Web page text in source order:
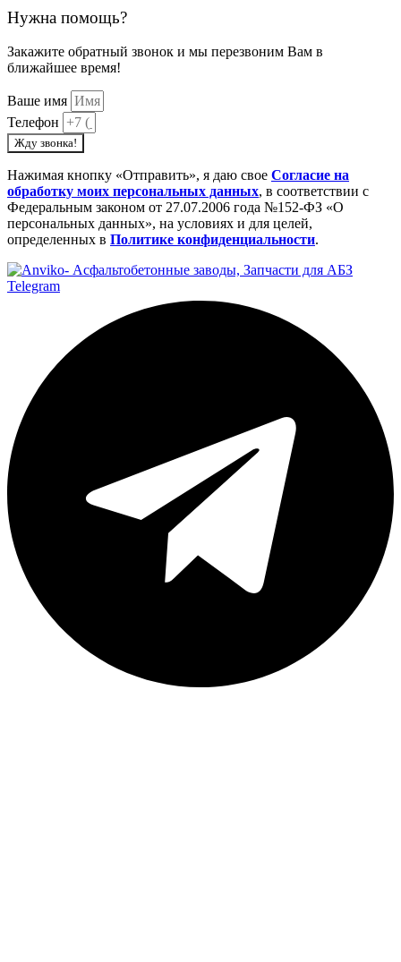
Нужна помощь?
Закажите обратный звонок и мы перезвоним Вам в
ближайшее время!
Ваше имя
Телефон
Жду звонка!
Нажимая кнопку «Отправить», я даю свое Cогласие на
обработку моих персональных данных, в соответствии с
Федеральным законом от 27.07.2006 года №152-ФЗ «О
персональных данных», на условиях и для целей,
определенных в Политике конфиденциальности.
Telegram